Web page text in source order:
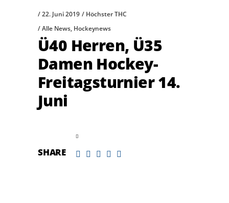
22. Juni 2019
Höchster THC
Alle News, Hockeynews
Ü40 Herren, Ü35
Damen Hockey-
Freitagsturnier 14.
Juni
SHARE